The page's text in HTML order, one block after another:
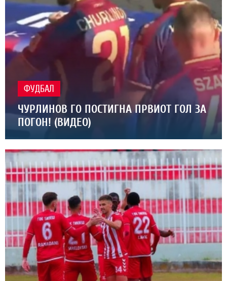
ФУДБАЛ
ЧУРЛИНОВ ГО ПОСТИГНА ПРВИОТ ГОЛ ЗА
ПОГОН! (ВИДЕО)